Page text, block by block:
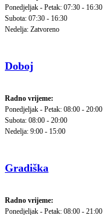
Ponedjeljak - Petak: 07:30 - 16:30
Subota: 07:30 - 16:30
Nedelja: Zatvoreno
Doboj
Radno vrijeme:
Ponedjeljak - Petak: 08:00 - 20:00
Subota: 08:00 - 20:00
Nedelja: 9:00 - 15:00
Gradiška
Radno vrijeme:
Ponedjeljak - Petak: 08:00 - 21:00